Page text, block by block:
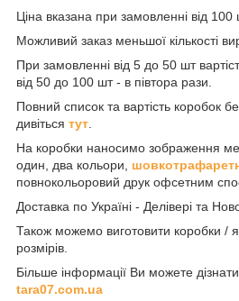
Ціна вказана при замовленні від 100
Можливий заказ меньшої кількості
При замовленні від 5 до 50 шт
від 50 до 100 шт - в півтора рази.
Повний список та вартість коробок
дивіться тут
На коробки наносимо зображення
один, два кольори,
повнокольоровий друк офсетним
Доставка по Україні - Делівері та
Також можемо виготовити коробки /
розмірів.
Більше інформації Ви можете
tara07.com.ua